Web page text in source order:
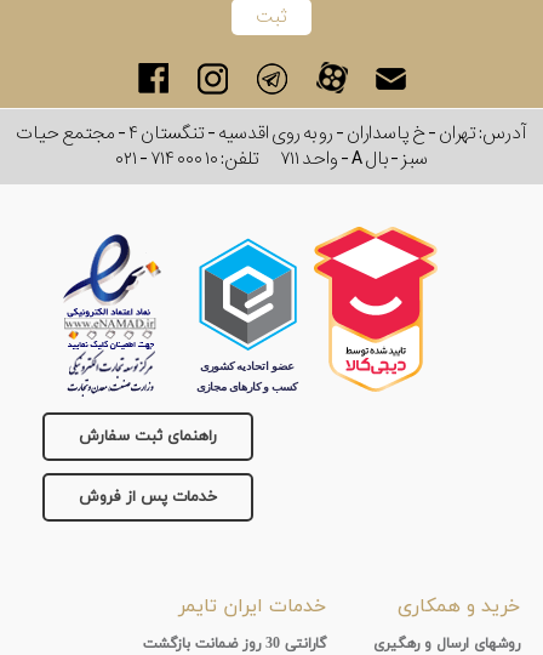
آدرس: تهران - خ پاسداران - رو به روی اقدسیه - تنگستان ۴ - مجتمع حیات
سبز - بال A - واحد ۷۱۱
تلفن:۰۲۱ - ۷۱۴ ۰۰۰ ۱۰
راهنمای ثبت سفارش
خدمات پس از فروش
خرید و همکاری
روشهای ارسال و رهگیری
خدمات ایران تایمر
گارانتی 30 روز ضمانت بازگشت